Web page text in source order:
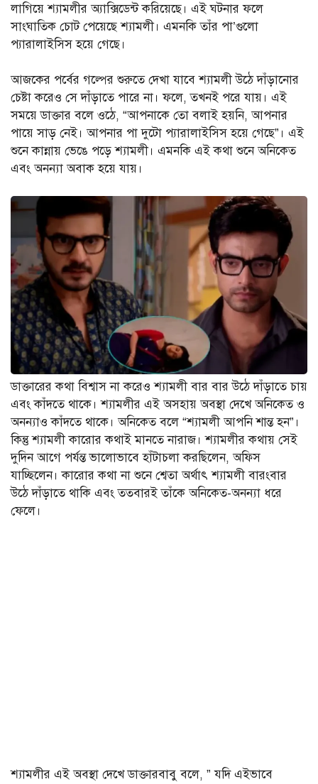
লাগিয়ে শ্যামলীর অ্যাক্সিডেন্ট করিয়েছে। এই ঘটনার ফলে
সাংঘাতিক চোট পেয়েছে শ্যামলী। এমনকি তাঁর পা’গুলো
প্যারালাইসিস হয়ে গেছে।
আজকের পর্বের গল্পের শুরুতে দেখা যাবে শ্যামলী উঠে দাঁড়ানোর
চেষ্টা করেও সে দাঁড়াতে পারে না। ফলে, তখনই পরে যায়। এই
সময়ে ডাক্তার বলে ওঠে, “আপনাকে তো বলাই হয়নি, আপনার
পায়ে সাড় নেই। আপনার পা দুটো প্যারালাইসিস হয়ে গেছে”। এই
শুনে কান্নায় ভেঙে পড়ে শ্যামলী। এমনকি এই কথা শুনে অনিকেত
এবং অনন্যা অবাক হয়ে যায়।
ডাক্তারের কথা বিশ্বাস না করেও শ্যামলী বার বার উঠে দাঁড়াতে চায়
এবং কাঁদতে থাকে। শ্যামলীর এই অসহায় অবস্থা দেখে অনিকেত ও
অনন্যাও কাঁদতে থাকে। অনিকেত বলে “শ্যামলী আপনি শান্ত হন”।
কিন্তু শ্যামলী কারোর কথাই মানতে নারাজ। শ্যামলীর কথায় সেই
দুদিন আগে পর্যন্ত ভালোভাবে হাঁটাচলা করছিলেন, অফিস
যাচ্ছিলেন। কারোর কথা না শুনে শ্বেতা অর্থাৎ শ্যামলী বারংবার
উঠে দাঁড়াতে থাকি এবং ততবারই তাঁকে অনিকেত-অনন্যা ধরে
ফেলে।
শ্যামলীর এই অবস্থা দেখে ডাক্তারবাবু বলে, ” যদি এইভাবে